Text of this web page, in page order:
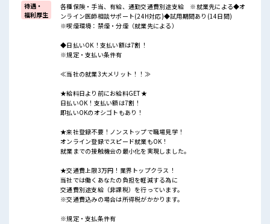
待遇・
福利厚生
各種保険・手当、有給、通勤交通費別途支給 ※就業先による◆オ
ンライン医師相談サポート(24H対応)◆試用期間あり(14日間)
※喫煙環境：禁煙・分煙（就業先による）
◆日払いOK！支払い額は7割！
※規定・支払い条件有
≪当社の就業3大メリット！！≫
★給料日より前にお給料GET★
日払いOK！支払い額は7割！
即払いOKのオシゴトもあり！
★来社登録不要！ノンストップで職場見学！
オンライン登録でスピード就業もOK！
就業までの接触機会の最小化を実現しました。
★交通費上限3万円！業界トップクラス！
当社では働くあなたの負担を軽減する為に
交通費別途支給（非課税）を行っています。
※交通費込みの場合は所得税がかかります。
※規定・支払条件有